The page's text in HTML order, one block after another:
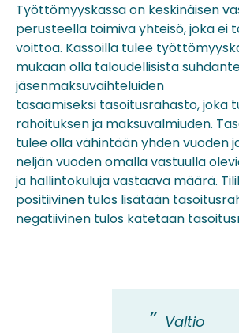
Työttömyyskassa on keskinäisen
perusteella toimiva yhteisö, joka ei
voittoa. Kassoilla tulee
mukaan olla taloudellisista
jäsenmaksuvaihteluiden
tasaamiseksi tasoitusrahasto, joka
rahoituksen ja maksuvalmiuden.
tulee olla vähintään yhden vuoden
neljän vuoden omalla vastuulla
ja hallintokuluja vastaava määrä.
positiivinen tulos lisätään
negatiivinen tulos katetaan
Valtio